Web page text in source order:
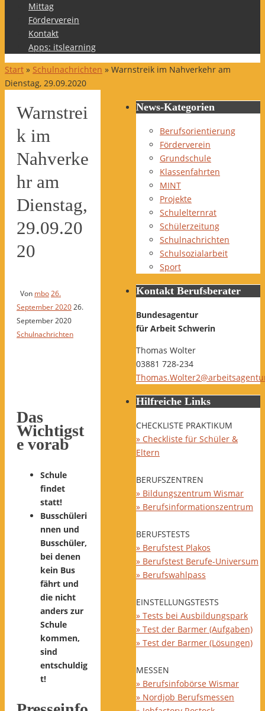
Mittag
Förderverein
Kontakt
Apps: itslearning
Start » Schulnachrichten » Warnstreik im Nahverkehr am
Dienstag, 29.09.2020
Warnstrei
k im
Nahverke
hr am
Dienstag,
29.09.20
20
Von mbo 26.
September 2020 26.
September 2020
Schulnachrichten
Das
Wichtigst
e vorab
Schule
findet
statt!
Busschüleri
nnen und
Busschüler,
bei denen
kein Bus
fährt und
die nicht
anders zur
Schule
kommen,
sind
entschuldig
t!
News-Kategorien
Berufsorientierung
Förderverein
Grundschule
Klassenfahrten
MINT
Projekte
Schulelternrat
Schülerzeitung
Schulnachrichten
Schulsozialarbeit
Sport
Kontakt Berufsberater
Bundesagentur
für Arbeit Schwerin
Thomas Wolter
03881 728-234
Hilfreiche Links
CHECKLISTE PRAKTIKUM
» Checkliste für Schüler &
Eltern
BERUFSZENTREN
» Bildungszentrum Wismar
» Berufsinformationszentrum
BERUFSTESTS
» Berufstest Plakos
» Berufstest Berufe-Universum
» Berufswahlpass
EINSTELLUNGSTESTS
» Tests bei Ausbildungspark
» Test der Barmer (Aufgaben)
» Test der Barmer (Lösungen)
MESSEN
» Berufsinfobörse Wismar
» Nordjob Berufsmessen